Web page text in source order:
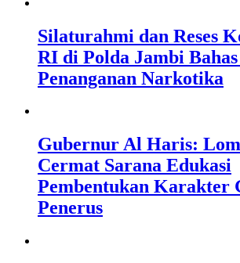
Silaturahmi dan Reses
RI di Polda Jambi
Penanganan Narkotika
Gubernur Al Haris:
Cermat Sarana Edukasi
Pembentukan Karakter
Penerus